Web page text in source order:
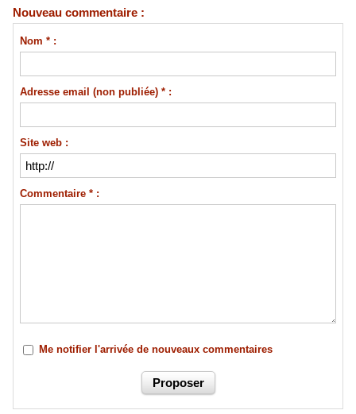
Nouveau commentaire :
Nom * :
Adresse email (non publiée) * :
Site web :
Commentaire * :
Me notifier l'arrivée de nouveaux commentaires